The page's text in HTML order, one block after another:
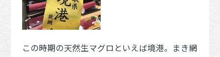
この時期の天然生マグロといえば境港。まき網